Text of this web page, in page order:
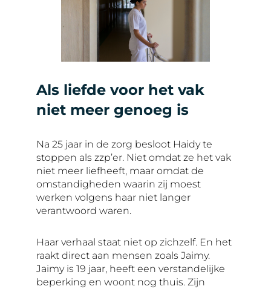
Als liefde voor het vak
niet meer genoeg is
Na 25 jaar in de zorg besloot Haidy te
stoppen als zzp’er. Niet omdat ze het vak
niet meer liefheeft, maar omdat de
omstandigheden waarin zij moest
werken volgens haar niet langer
verantwoord waren.
Haar verhaal staat niet op zichzelf. En het
raakt direct aan mensen zoals Jaimy.
Jaimy is 19 jaar, heeft een verstandelijke
beperking en woont nog thuis. Zijn